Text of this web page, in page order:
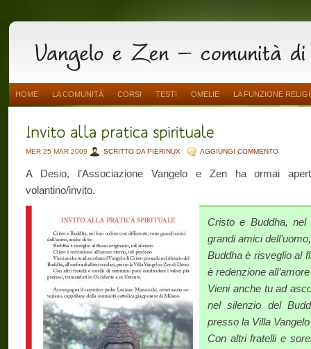
HOME LA COMUNITÀ CORSI TESTI OMELIE LA FUNZIONE
MER 25 MAR 2009 SCRITTO DA PIERINUX AGGIUNGI COMMENTO
A Desio, l’Associazione Vangelo e Zen ha ormai
volantino/invito.
Cristo e Buddha, nel
grandi amici
Buddha è risveglio al
è redenzione
Vieni anche tu ad
nel silenzio del
presso la Villa
Con altri fratelli e